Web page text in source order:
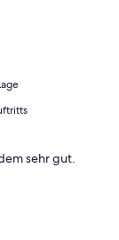
sehr gut.